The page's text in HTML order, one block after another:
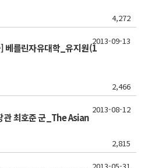
4,272
베를린자유대학_유지원(1
2,466
2013-09-13
관 최호준 군_The Asian
2,815
2013-08-12